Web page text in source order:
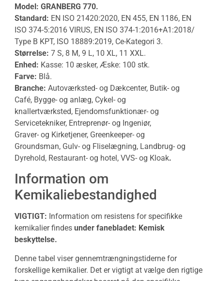
Model: GRANBERG 770.
Standard: EN ISO 21420:2020, EN 455, EN 1186, EN
ISO 374-5:2016 VIRUS, EN ISO 374-1:2016+A1:2018/
Type B KPT, ISO 18889:2019, Ce-Kategori 3.
Størrelse: 7 S, 8 M, 9 L, 10 XL, 11 XXL.
Enhed: Kasse: 10 æsker, Æske: 100 stk.
Farve: Blå.
Branche: Autoværksted- og Dækcenter, Butik- og
Café, Bygge- og anlæg, Cykel- og
knallertværksted, Ejendomsfunktionær- og
Servicetekniker, Entreprenør- og Ingeniør,
Graver- og Kirketjener, Greenkeeper- og
Groundsman, Gulv- og Fliselægning, Landbrug- og
Dyrehold, Restaurant- og hotel, VVS- og Kloak.
Information om
Kemikaliebestandighed
VIGTIGT: Information om resistens for specifikke
kemikalier findes under fanebladet: Kemisk
beskyttelse.
Denne tabel viser gennemtrængningstiderne for
forskellige kemikalier. Det er vigtigt at vælge den rigtige